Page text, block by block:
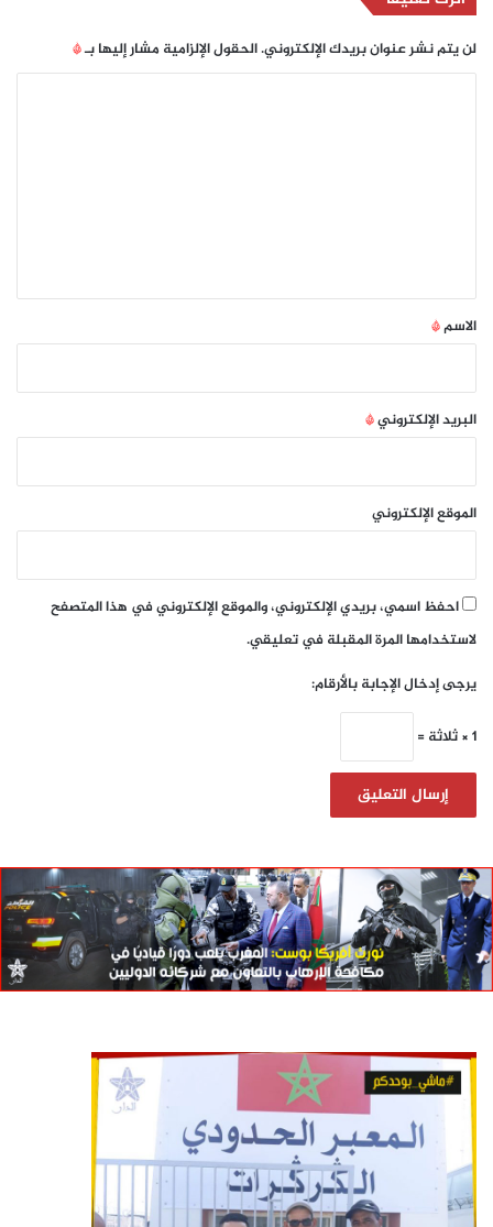
لن يتم نشر عنوان بريدك الإلكتروني.الحقول الإلزامية مشار إليها بـ*
*
الاسم*
البريد الإلكتروني*
الموقع الإلكتروني
احفظ اسمي، بريدي الإلكتروني، والموقع الإلكتروني في هذا المتصفح
لاستخدامها المرة المقبلة في تعليقي.
يرجى إدخال الإجابة بالأرقام:
1 × ثلاثة =